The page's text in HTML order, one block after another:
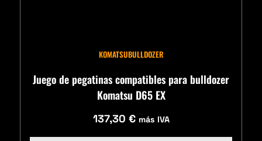
KOMATSUBULLDOZER
Juego de pegatinas compatibles para bulldozer
Komatsu D65 EX
137,30 € más IVA